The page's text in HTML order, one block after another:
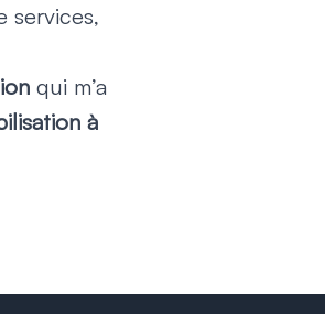
services,
qui m’a
à